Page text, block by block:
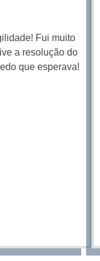
Fui muito
a resolução do
que esperava!